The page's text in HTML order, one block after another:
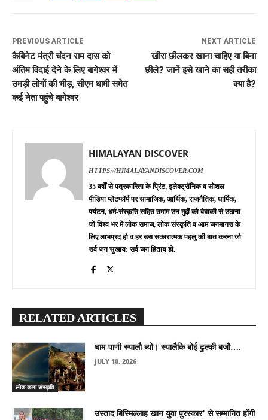
PREVIOUS ARTICLE
कैबिनेट मंत्री चंदन राम दास को
अंतिम विदाई देने के लिए बागेश्वर में
उमड़ी लोगों की भीड़, सीएम धामी समेत
कई नेता पहुंचे बागेश्वर
NEXT ARTICLE
खीरा छीलकर खाना चाहिए या बिना
छीले? जानें इसे खाने का सही तरीका
क्या है?
HIMALAYAN DISCOVER
HTTPS://HIMALAYANDISCOVER.COM
35 बर्षों से पत्रकारिता के प्रिंट, इलेक्ट्रॉनिक व सोशल
मीडिया प्लेटफॉर्म पर सामाजिक, आर्थिक, राजनैतिक, धार्मिक,
पर्यटन, धर्म-संस्कृति सहित तमाम उन मुद्दों को बेबाकी से उठाना
जो विश्व भर में लोक समाज, लोक संस्कृति व आम जनमानस के
लिए लाभप्रद हो व हर उस सकारात्मक पहलु की बात करना जो
सर्व जन सुखाय: सर्व जन हिताय हो.
RELATED ARTICLES
लोक कला-संस्कृति
घाम-पाणी स्यालौ ब्यो। स्यालैकि बोई ढुल्की बजौ….
JULY 10, 2026
उस्ताद बिस्मिल्लाह खान युवा पुरस्कार’ से सम्मानित होंगी